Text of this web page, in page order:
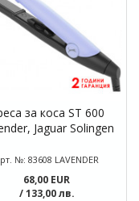
за коса ST 600
Jaguar Solingen
№: 83608 LAVENDER
68,00 EUR
/ 133,00 лв.